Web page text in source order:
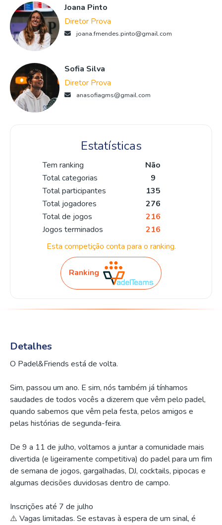
Joana Pinto
Diretor Prova
joana.fmendes.pinto@gmail.com
Sofia Silva
Diretor Prova
anasofiagms@gmail.com
Estatísticas
Tem ranking
Não
Total categorias
9
Total participantes
135
Total jogadores
276
Total de jogos
216
Jogos terminados
216
Esta competição conta para o ranking.
Ranking
Detalhes
O Padel&Friends está de volta.
Sim, passou um ano. E sim, nós também já tínhamos
saudades de todos vocês a dizerem que vêm pelo padel,
quando sabemos que vêm pela festa, pelos amigos e
pelas histórias de segunda-feira.
De 9 a 11 de julho, voltamos a juntar a comunidade mais
divertida (e ligeiramente competitiva) do padel para um fim
de semana de jogos, gargalhadas, DJ, cocktails, pipocas e
algumas decisões duvidosas dentro de campo.
Inscrições até 7 de julho
⚠️ Vagas limitadas. Se estavas à espera de um sinal, é